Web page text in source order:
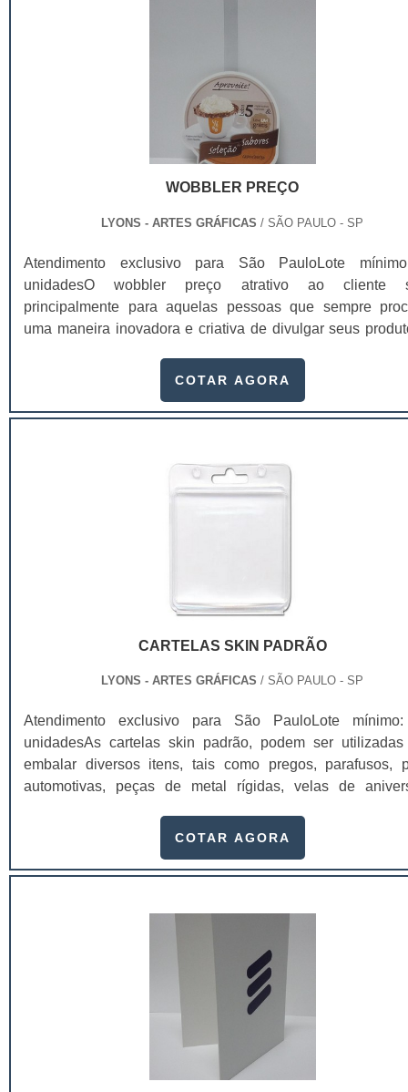
WOBBLER PREÇO
LYONS - ARTES GRÁFICAS / SÃO PAULO - SP
Atendimento exclusivo para São PauloLote
unidadesO wobbler preço atrativo ao cliente
principalmente para aquelas pessoas que sempre
uma maneira inovadora e criativa de divulgar seus
exemplo, e dá um toque totalmente especial ao
promocional que fica pendurada com barbantes em
COTAR AGORA
CARTELAS SKIN PADRÃO
LYONS - ARTES GRÁFICAS / SÃO PAULO - SP
Atendimento exclusivo para São PauloLote
unidadesAs cartelas skin padrão, podem ser
embalar diversos itens, tais como pregos, parafusos,
automotivas, peças de metal rígidas, velas de
que se pode encontrar.De modo geral, as cartelas skin
embalagens dos produtos e promover uma certa
seja, utilizando as cartelas skin padrão é possível
para os seus clientes. Estas cartelas ainda protegem,
e conseguem trazer ótimos resultados para o
vendas.De certa forma, o mercado em geral tem
extremamente competitivo, assim, as embalagens,
solapas deixaram de ser apenas uma parte do invólucro
produtos para se tornarem um grande atrativo.E juntos,
COTAR AGORA